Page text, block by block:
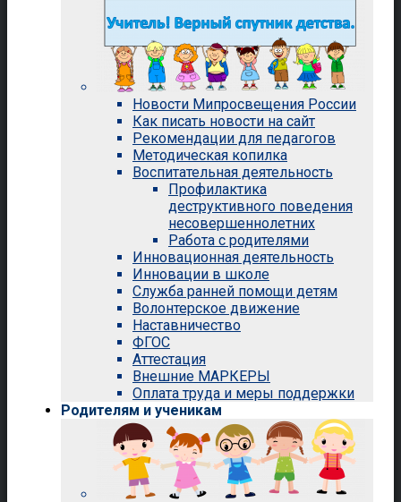
Новости Мипросвещения России
Как писать новости на сайт
Рекомендации для педагогов
Методическая копилка
Воспитательная деятельность
Профилактика
деструктивного поведения
несовершеннолетних
Работа с родителями
Инновационная деятельность
Инновации в школе
Служба ранней помощи детям
Волонтерское движение
Наставничество
ФГОС
Аттестация
Внешние МАРКЕРЫ
Оплата труда и меры поддержки
Родителям и ученикам